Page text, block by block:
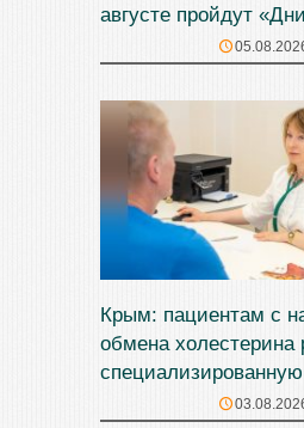
августе пройдут
Крым: пациентам с
обмена холестерина